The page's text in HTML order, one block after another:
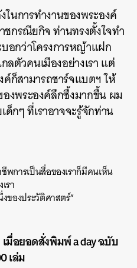
ในการทำงานของพระองค์
ชกรณียกิจ ท่านทรงตั้งใจทำ
อกว่าโครงการหญ้าแฝก
ลตัวคนเมืองอย่างเรา แต่
ก็สามารถชาร์จแบตฯ ให้
องพระองค์ลึกซึ้งมากขึ้น ผม
กๆ ที่เราอาจจะรู้จักท่าน
พการเป็นสื่อของเราก็มีคนเห็น
รา
ของประวัติศาสตร์”
มื่อยอดสั่งพิมพ์ a day ฉบับ
เล่ม